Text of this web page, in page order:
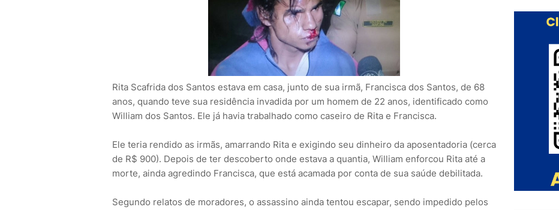
Rita Scafrida dos Santos estava em casa, junto de sua irmã, Francisca dos Santos, de 68
anos, quando teve sua residência invadida por um homem de 22 anos, identificado como
William dos Santos. Ele já havia trabalhado como caseiro de Rita e Francisca.
Ele teria rendido as irmãs, amarrando Rita e exigindo seu dinheiro da aposentadoria (cerca
de R$ 900). Depois de ter descoberto onde estava a quantia, William enforcou Rita até a
morte, ainda agredindo Francisca, que está acamada por conta de sua saúde debilitada.
Segundo relatos de moradores, o assassino ainda tentou escapar, sendo impedido pelos